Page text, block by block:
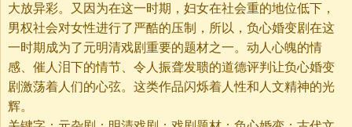
大放异彩。又因为在这一时期，妇女在社会重的地位低下，
男权社会对女性进行了严酷的压制，所以，负心婚变剧在这
一时期成为了元明清戏剧重要的题材之一。动人心魄的情
感、催人泪下的情节、令人振聋发聩的道德评判让负心婚变
剧激荡着人们的心弦。这类作品闪烁着人性和人文精神的光
辉。